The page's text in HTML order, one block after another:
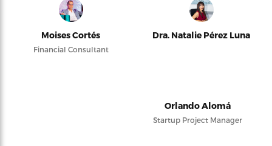
Moises Cortés
Financial Consultant
Dra. Natalie Pérez Luna
Orlando Alomá
Startup Project Manager